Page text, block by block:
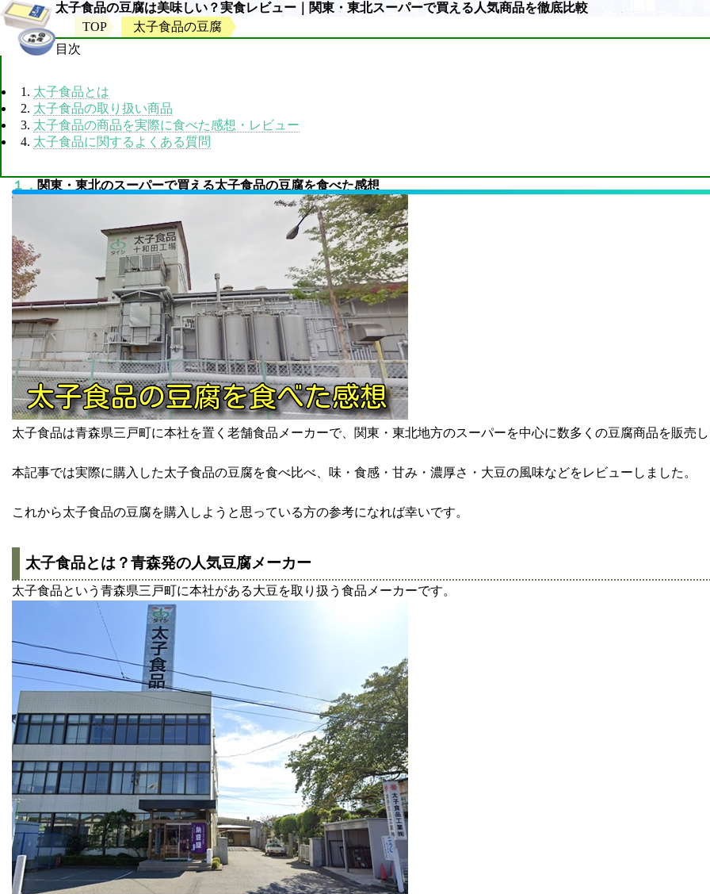
太子食品の豆腐は美味しい？実食レビュー｜関東・東北スーパーで買える人気商品を徹底比較
TOP
太子食品の豆腐
目次
1. 太子食品とは
2. 太子食品の取り扱い商品
3. 太子食品の商品を実際に食べた感想・レビュー
4. 太子食品に関するよくある質問
１． 関東・東北のスーパーで買える太子食品の豆腐を食べた感想
太子食品は青森県三戸町に本社を置く老舗食品メーカーで、関東・東北地方のスーパーを中心に数多くの豆腐商品を販売し
本記事では実際に購入した太子食品の豆腐を食べ比べ、味・食感・甘み・濃厚さ・大豆の風味などをレビューしました。
これから太子食品の豆腐を購入しようと思っている方の参考になれば幸いです。
太子食品とは？青森発の人気豆腐メーカー
太子食品という青森県三戸町に本社がある大豆を取り扱う食品メーカーです。